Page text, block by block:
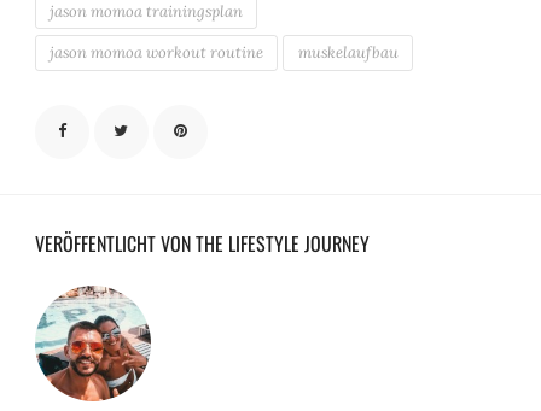
jason momoa trainingsplan
jason momoa workout routine muskelaufbau
VERÖFFENTLICHT VON THE LIFESTYLE JOURNEY